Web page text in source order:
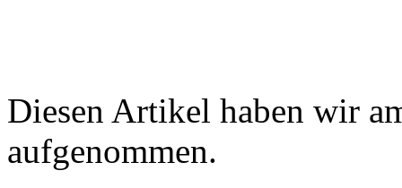
Diesen Artikel haben wir
aufgenommen.